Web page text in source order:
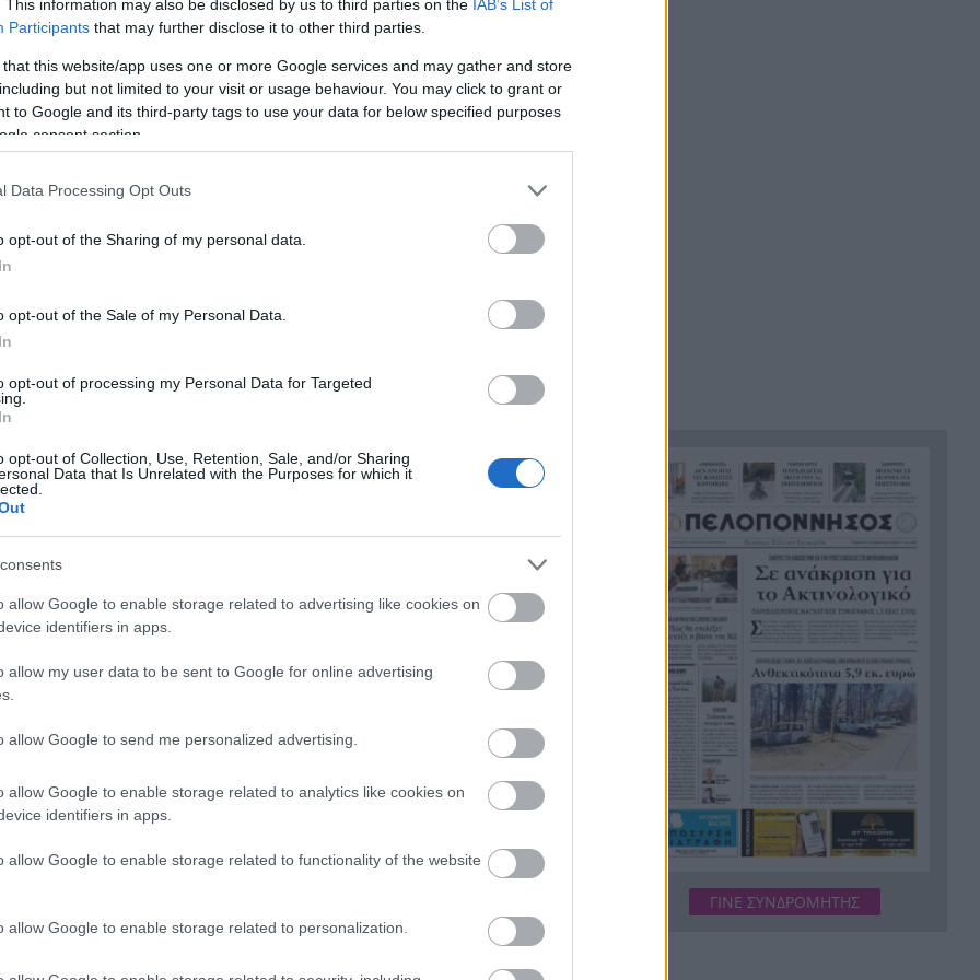
This information may also be disclosed by us to third parties on the IAB’s List of
Participants that may further disclose it to other third parties.
that this website/app uses one or more Google services and may gather and store
but not limited to your visit or usage behaviour. You may click to grant or
to Google and its third-party tags to use your data for below specified purposes
consent section.
Data Processing Opt Outs
opt-out of the Sharing of my personal data.
opt-out of the Sale of my Personal Data.
opt-out of processing my Personal Data for Targeted
opt-out of Collection, Use, Retention, Sale, and/or Sharing
Data that Is Unrelated with the Purposes for which it
allow Google to enable storage related to advertising like cookies on
identifiers in apps.
allow my user data to be sent to Google for online advertising
allow Google to send me personalized advertising.
allow Google to enable storage related to analytics like cookies on
identifiers in apps.
allow Google to enable storage related to functionality of the website
allow Google to enable storage related to personalization.
να αποδεχθεί οποιαδήποτε προσπάθεια σύνδεσης της
διευθετήσεις ή με τους όρους μιας πιθανής εκεχειρίας.
στις αρχές μας, ώστε να μην είμαστε υποταγμένοι σε
ζήσουν ελεύθερα στην πατρίδα τους δίπλα στους συμπολίτες
οργάνωσης.
πρόσφατης συμφωνίας εκεχειρίας που ανακοινώθηκε με τη
χάρτη για την εξόντωση μέρους του λιβανικού λαού»,
στους όρους που έχουν τεθεί.
βασικές απαιτήσεις της Χεζμπολάχ παραμένουν αμετάβλητες:
των ισραηλινών δυνάμεων από τον νότιο Λίβανο.
εκεχειρία και η αποχώρηση των ισραηλινών στρατευμάτων
επικρίνοντας τις επαφές και τις διαπραγματεύσεις που
Χρηματιστήριο Αθηνών: Η
Metlen άγγιξε τα 7 δισ. ευρώ –
Οι κερδισμένοι και οι χαμένοι
της ημέρας
18:24 Ο Προμηθέας ανακοίνωσε την
παραχώρηση του Κομνιανίδη
18:20 Πέντε τόνοι κοκαΐνης
κρυμμένοι σε πλοίο – Το
απίστευτο «κόλπο των
πιθήκων» ΒΙΝΤΕΟ
18:18
Πύραυλος της SpaceX
«καρφώθηκε» στη Σελήνη – Η
πρόσκρουση με 8.690 χλμ./
ώρα που άνοιξε νέο κρατήρα
Ο Λάκης Γαβαλάς έγινε 74 και
ΓΙΝΕ ΣΥΝΔΡΟΜΗΤΗΣ